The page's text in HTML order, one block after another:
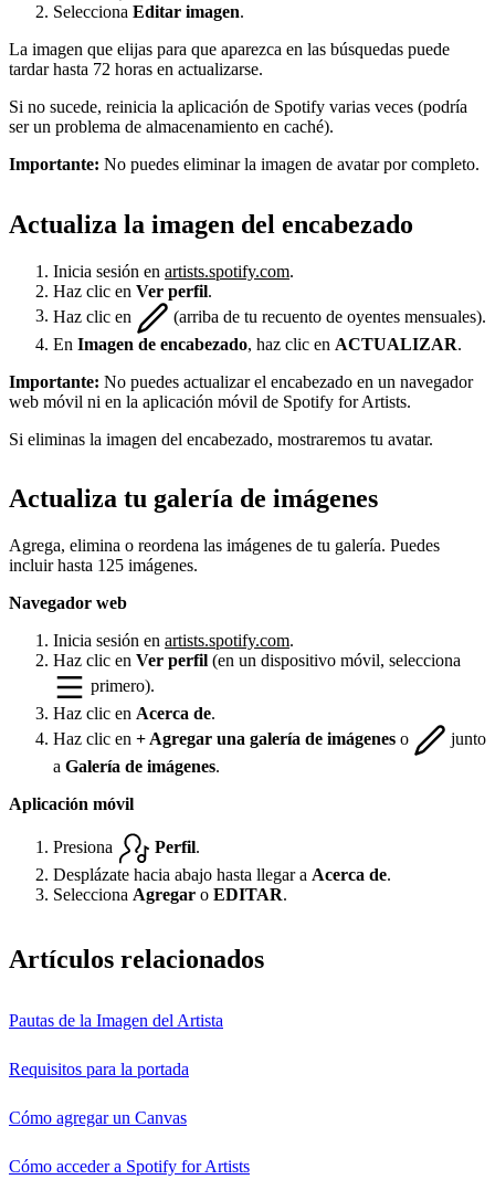
Selecciona Editar imagen.
La imagen que elijas para que aparezca en las búsquedas puede
tardar hasta 72 horas en actualizarse.
Si no sucede, reinicia la aplicación de Spotify varias veces (podría
ser un problema de almacenamiento en caché).
Importante: No puedes eliminar la imagen de avatar por completo.
Actualiza la imagen del encabezado
Inicia sesión en artists.spotify.com.
Haz clic en Ver perfil.
Haz clic en
(arriba de tu recuento de oyentes mensuales).
En Imagen de encabezado, haz clic en ACTUALIZAR.
Importante: No puedes actualizar el encabezado en un navegador
web móvil ni en la aplicación móvil de Spotify for Artists.
Si eliminas la imagen del encabezado, mostraremos tu avatar.
Actualiza tu galería de imágenes
Agrega, elimina o reordena las imágenes de tu galería. Puedes
incluir hasta 125 imágenes.
Navegador web
Inicia sesión en artists.spotify.com.
Haz clic en Ver perfil (en un dispositivo móvil, selecciona
primero).
Haz clic en Acerca de.
Haz clic en + Agregar una galería de imágenes o
junto
a Galería de imágenes.
Aplicación móvil
Presiona Perfil.
Desplázate hacia abajo hasta llegar a Acerca de.
Selecciona Agregar o EDITAR.
Artículos relacionados
Pautas de la Imagen del Artista
Requisitos para la portada
Cómo agregar un Canvas
Cómo acceder a Spotify for Artists